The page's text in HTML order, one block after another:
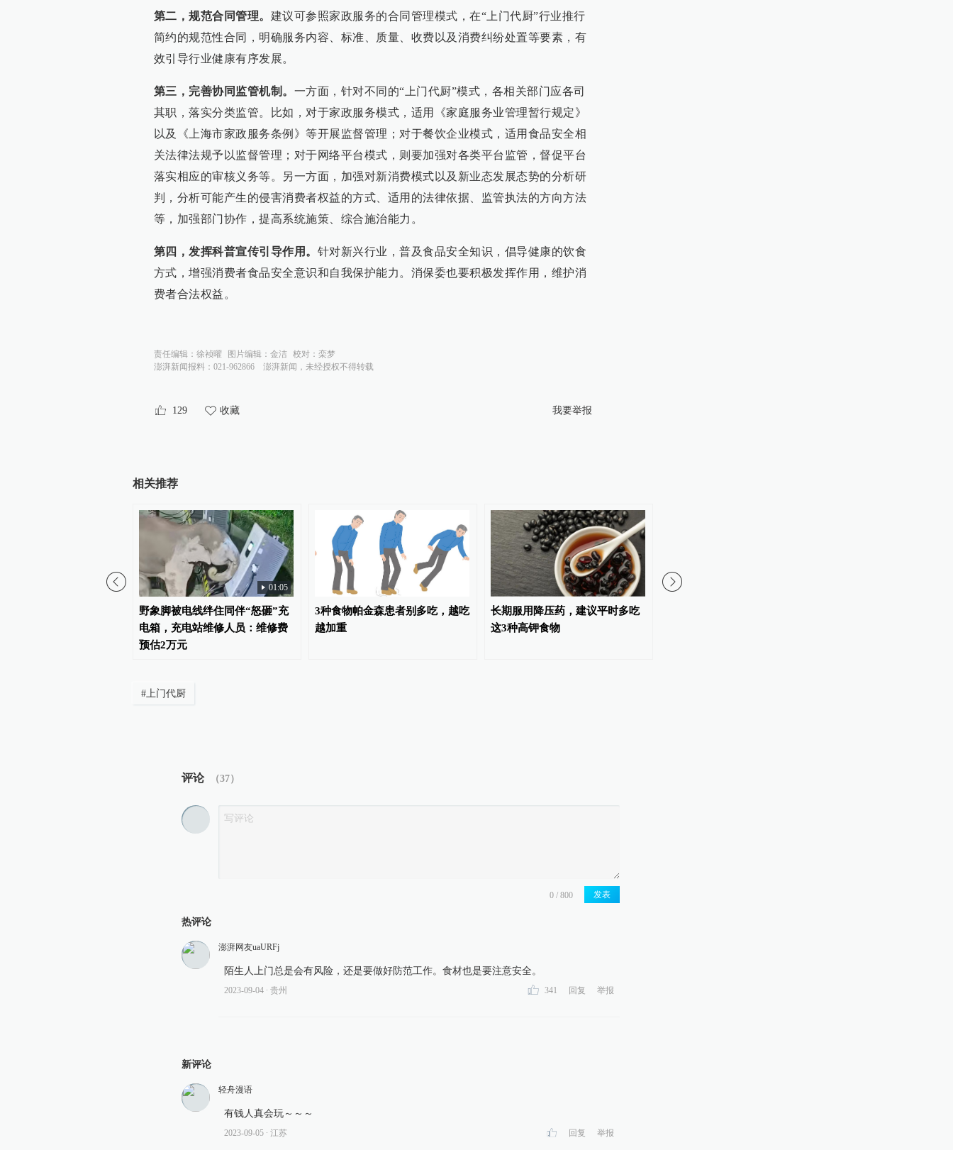
第二，规范合同管理。 建议可参照家政服务的合同管理模式，在“上门代厨”行业推行
简约的规范性合同，明确服务内容、标准、质量、收费以及消费纠纷处置等要素，有
效引导行业健康有序发展。
第三，完善协同监管机制。 一方面，针对不同的“上门代厨”模式，各相关部门应各司
其职，落实分类监管。比如，对于家政服务模式，适用《家庭服务业管理暂行规定》
以及《上海市家政服务条例》等开展监督管理；对于餐饮企业模式，适用食品安全相
关法律法规予以监督管理；对于网络平台模式，则要加强对各类平台监管，督促平台
落实相应的审核义务等。另一方面，加强对新消费模式以及新业态发展态势的分析研
判，分析可能产生的侵害消费者权益的方式、适用的法律依据、监管执法的方向方法
等，加强部门协作，提高系统施策、综合施治能力。
第四，发挥科普宣传引导作用。 针对新兴行业，普及食品安全知识，倡导健康的饮食
方式，增强消费者食品安全意识和自我保护能力。消保委也要积极发挥作用，维护消
费者合法权益。
责任编辑： 徐祯曜 图片编辑： 金洁 校对： 栾梦
澎湃新闻报料：021-962866
澎湃新闻，未经授权不得转载
129 收藏 我要举报
相关推荐
01:05
野象脚被电线绊住同伴“怒砸”充
电箱，充电站维修人员：维修费
预估2万元
3种食物帕金森患者别多吃，越吃
越加重
长期服用降压药，建议平时多吃
这3种高钾食物
#上门代厨
评论 （37）
发表
热评论
澎湃网友uaURFj
陌生人上门总是会有风险，还是要做好防范工作。食材也是要注意安全。
2023-09-04 ∙ 贵州 341 回复 举报
新评论
轻舟漫语
有钱人真会玩～～～
2023-09-05 ∙ 江苏 回复 举报